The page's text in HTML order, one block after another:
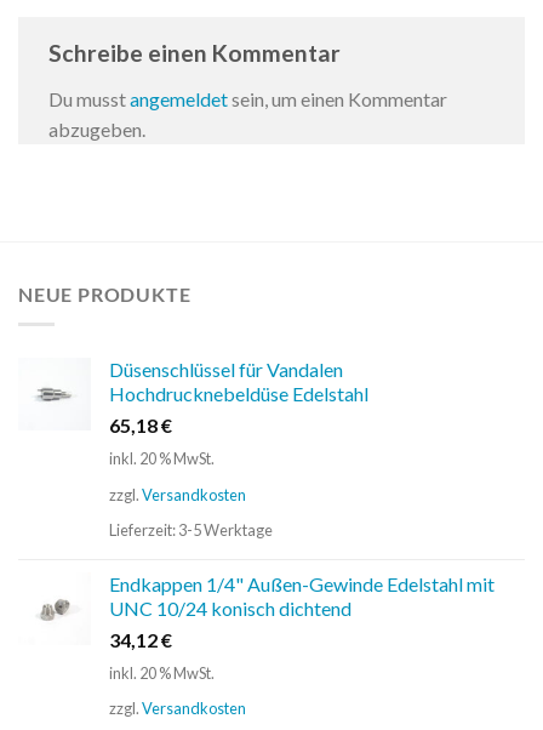
Schreibe einen Kommentar
Du musstangemeldetsein, um einen Kommentar
abzugeben.
NEUE PRODUKTE
Düsenschlüssel für Vandalen
Hochdrucknebeldüse Edelstahl
65,18€
inkl. 20 % MwSt.
zzgl.Versandkosten
Lieferzeit:3-5 Werktage
Endkappen 1/4" Außen-Gewinde Edelstahl mit
UNC 10/24 konisch dichtend
34,12€
inkl. 20 % MwSt.
zzgl.Versandkosten